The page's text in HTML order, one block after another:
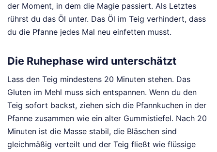
der Moment, in dem die Magie passiert. Als Letztes
rührst du das Öl unter. Das Öl im Teig verhindert, dass
du die Pfanne jedes Mal neu einfetten musst.
Die Ruhephase wird unterschätzt
Lass den Teig mindestens 20 Minuten stehen. Das
Gluten im Mehl muss sich entspannen. Wenn du den
Teig sofort backst, ziehen sich die Pfannkuchen in der
Pfanne zusammen wie ein alter Gummistiefel. Nach 20
Minuten ist die Masse stabil, die Bläschen sind
gleichmäßig verteilt und der Teig fließt wie flüssige